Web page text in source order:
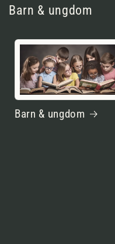
Barn & ungdom
Barn & ungdom